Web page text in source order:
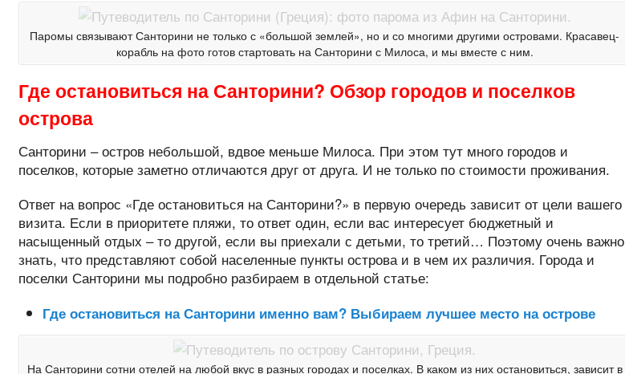
Паромы связывают Санторини не только с «большой землей», но и со многими другими островами. Красавец-
корабль на фото готов стартовать на Санторини с Милоса, и мы вместе с ним.
Где остановиться на Санторини? Обзор городов и поселков
острова
Санторини – остров небольшой, вдвое меньше Милоса. При этом тут много городов и
поселков, которые заметно отличаются друг от друга. И не только по стоимости проживания.
Ответ на вопрос «Где остановиться на Санторини?» в первую очередь зависит от цели вашего
визита. Если в приоритете пляжи, то ответ один, если вас интересует бюджетный и
насыщенный отдых – то другой, если вы приехали с детьми, то третий… Поэтому очень важно
знать, что представляют собой населенные пункты острова и в чем их различия. Города и
поселки Санторини мы подробно разбираем в отдельной статье:
Где остановиться на Санторини именно вам? Выбираем лучшее место на острове
На Санторини сотни отелей на любой вкус в разных городах и поселках. В каком из них остановиться, зависит в